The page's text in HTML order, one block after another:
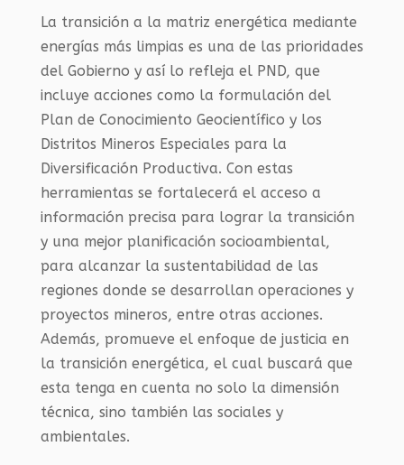
La transición a la matriz energética mediante
energías más limpias es una de las prioridades
del Gobierno y así lo refleja el PND, que
incluye acciones como la formulación del
Plan de Conocimiento Geocientífico y los
Distritos Mineros Especiales para la
Diversificación Productiva. Con estas
herramientas se fortalecerá el acceso a
información precisa para lograr la transición
y una mejor planificación socioambiental,
para alcanzar la sustentabilidad de las
regiones donde se desarrollan operaciones y
proyectos mineros, entre otras acciones.
Además, promueve el enfoque de justicia en
la transición energética, el cual buscará que
esta tenga en cuenta no solo la dimensión
técnica, sino también las sociales y
ambientales.